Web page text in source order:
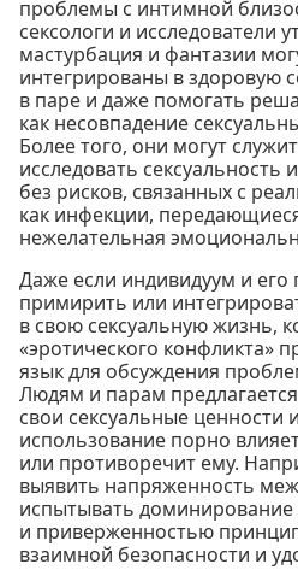
проблемы с интимной
сексологи и исследователи
мастурбация и фантазии
интегрированы в здоровую
в паре и даже помогать
как несовпадение
Более того, они могут
исследовать сексуальность
без рисков, связанных с
как инфекции,
нежелательная
Даже если индивидуум и его
примирить или
в свою сексуальную жизнь,
«эротического конфликта»
язык для обсуждения
Людям и парам
свои сексуальные ценности
использование порно
или противоречит ему.
выявить напряженность
испытывать доминирование
и приверженностью
взаимной безопасности и